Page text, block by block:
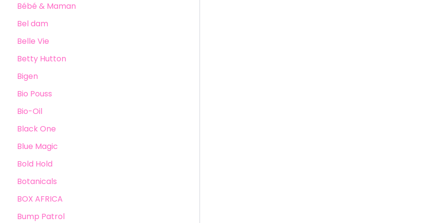
Bébé & Maman
Bel dam
Belle Vie
Betty Hutton
Bigen
Bio Pouss
Bio-Oil
Black One
Blue Magic
Bold Hold
Botanicals
BOX AFRICA
Bump Patrol